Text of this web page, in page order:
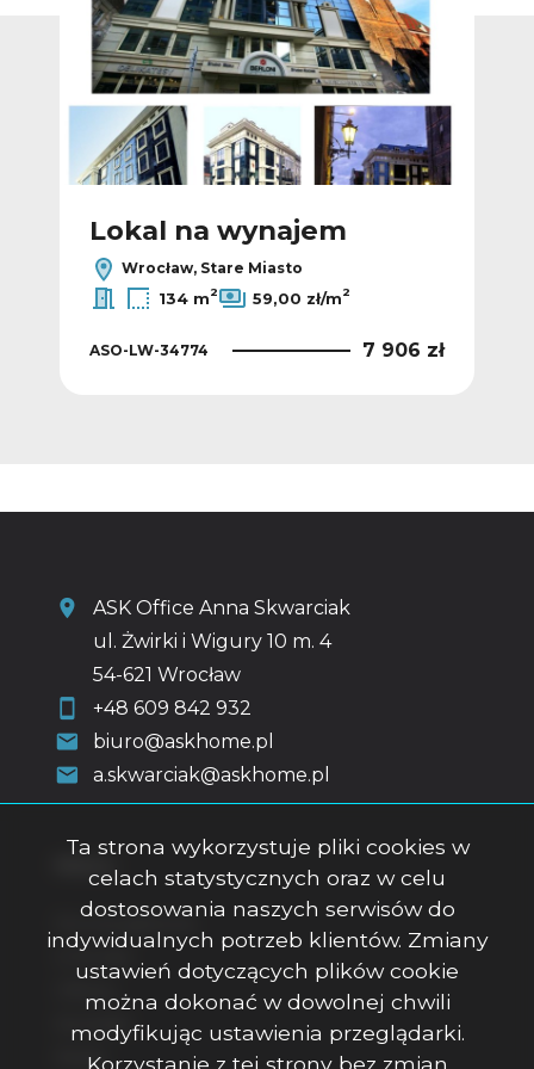
Lokal na wynajem
Wrocław, Stare Miasto
134 m2 59,00 zł/m2
ASO-LW-34774 7 906 zł
ASK Office Anna Skwarciak
ul. Żwirki i Wigury 10 m. 4
54-621 Wrocław
+48 609 842 932
biuro@askhome.pl
a.skwarciak@askhome.pl
Strona główna
O firmie
Kontakt
Rodo
Ta strona wykorzystuje pliki cookies w
celach statystycznych oraz w celu
dostosowania naszych serwisów do
indywidualnych potrzeb klientów. Zmiany
ustawień dotyczących plików cookie
można dokonać w dowolnej chwili
modyfikując ustawienia przeglądarki.
Korzystanie z tej strony bez zmian